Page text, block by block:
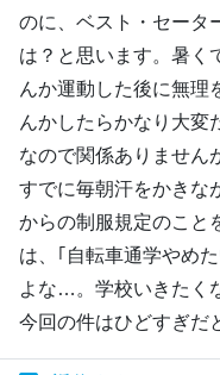
のに、ベスト・セータ
は？と思います。暑く
んか運動した後に無理
んかしたらかなり大変
なので関係ありません
すでに毎朝汗をかきな
からの制服規定のこと
は、｢自転車通学やめ
よな…。学校いきたく
今回の件はひどすぎだ